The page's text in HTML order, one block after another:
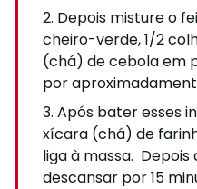
Depois misture o
cheiro-verde, 1/2
(chá) de cebola em
por
Após bater esses
xícara (chá) de
liga à massa.
descansar por 15